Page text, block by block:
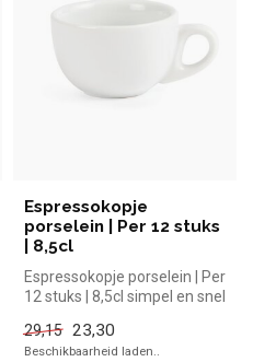
Espressokopje
porselein | Per 12 stuks
| 8,5cl
Espressokopje porselein | Per
12 stuks | 8,5cl simpel en snel
29,15 23,30
Beschikbaarheid laden..